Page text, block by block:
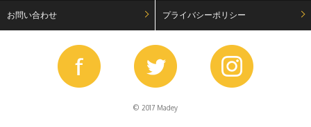
お問い合わせ プライバシーポリシー
© 2017 Madey